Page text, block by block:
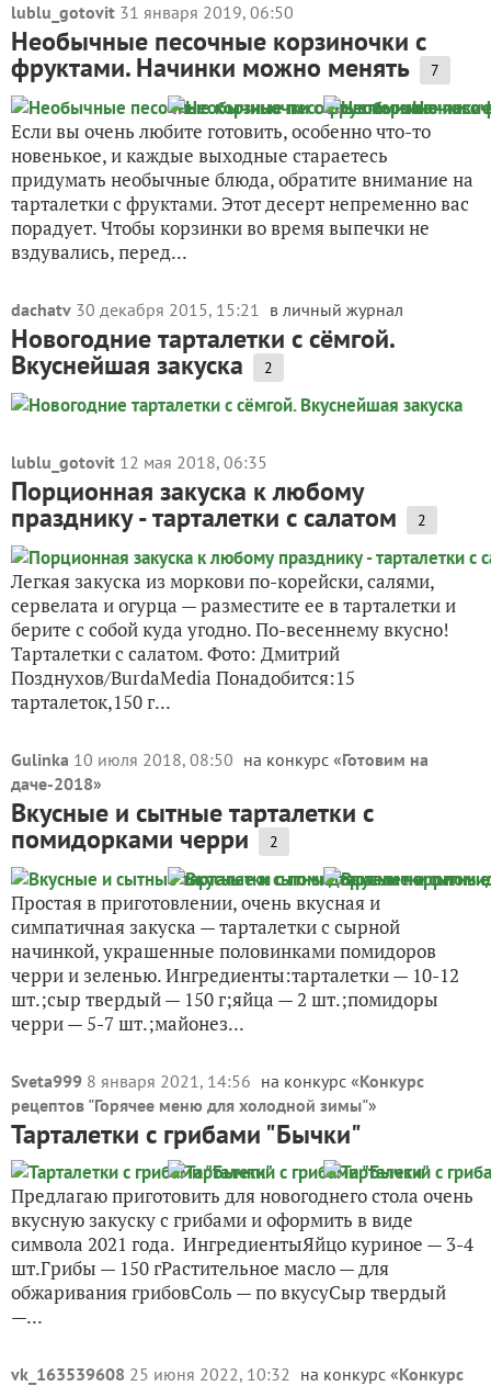
lublu_gotovit 31 января 2019, 06:50
Необычные песочные корзиночки с
фруктами. Начинки можно менять 7
Если вы очень любите готовить, особенно что-то
новенькое, и каждые выходные стараетесь
придумать необычные блюда, обратите внимание на
тарталетки с фруктами. Этот десерт непременно вас
порадует. Чтобы корзинки во время выпечки не
вздувались, перед...
dachatv 30 декабря 2015, 15:21 в личный журнал
Новогодние тарталетки с сёмгой.
Вкуснейшая закуска 2
lublu_gotovit 12 мая 2018, 06:35
Порционная закуска к любому
празднику - тарталетки с салатом 2
Легкая закуска из моркови по-корейски, салями,
сервелата и огурца — разместите ее в тарталетки и
берите с собой куда угодно. По-весеннему вкусно!
Тарталетки с салатом. Фото: Дмитрий
Позднухов/BurdaMedia Понадобится:15
тарталеток,150 г...
Gulinka 10 июля 2018, 08:50 на конкурс «Готовим на
даче-2018»
Вкусные и сытные тарталетки с
помидорками черри 2
Простая в приготовлении, очень вкусная и
симпатичная закуска — тарталетки с сырной
начинкой, украшенные половинками помидоров
черри и зеленью. Ингредиенты:тарталетки — 10-12
шт.;сыр твердый — 150 г;яйца — 2 шт.;помидоры
черри — 5-7 шт.;майонез...
Sveta999 8 января 2021, 14:56 на конкурс «Конкурс
рецептов "Горячее меню для холодной зимы"»
Тарталетки с грибами "Бычки"
Предлагаю приготовить для новогоднего стола очень
вкусную закуску с грибами и оформить в виде
символа 2021 года. ИнгредиентыЯйцо куриное — 3-4
шт.Грибы — 150 гРастительное масло — для
обжаривания грибовСоль — по вкусуСыр твердый
—...
vk_163539608 25 июня 2022, 10:32 на конкурс «Конкурс